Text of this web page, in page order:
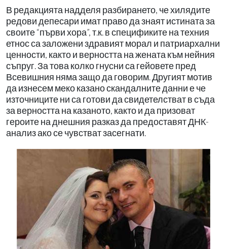
В редакцията надделя разбирането, че хилядите
редови депесари имат право да знаят истината за
своите “първи хора”, т.к. в спецификите на техния
етнос са заложени здравият морал и патриархални
ценности, както и верността на жената към нейния
съпруг. За това колко гнусни са гейовете пред
Всевишния няма защо да говорим. Другият мотив
да изнесем меко казано скандалните данни е че
източниците ни са готови да свидетелстват в съда
за верността на казаното, както и да призоват
героите на днешния разказ да предоставят ДНК-
анализ ако се чувстват засегнати.